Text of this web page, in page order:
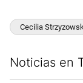
Cecilia
Noticias en